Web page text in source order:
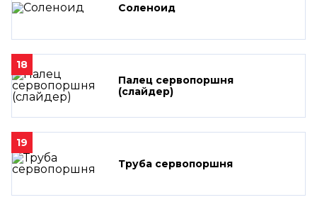
Соленоид
18
Палец сервопоршня
(слайдер)
19
Труба сервопоршня